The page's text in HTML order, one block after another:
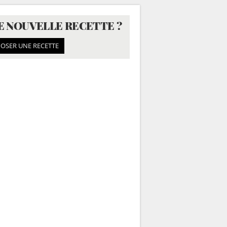
NOUVELLE RECETTE ?
UNE RECETTE